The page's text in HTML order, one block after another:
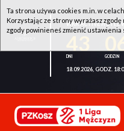
WKK ACTIVE HOTEL
18.09.2026, GODZ.
Ta strona używa cookies m.in. w
Korzystając ze strony wyrażasz
zgody powinieneś zmienić ustawienia